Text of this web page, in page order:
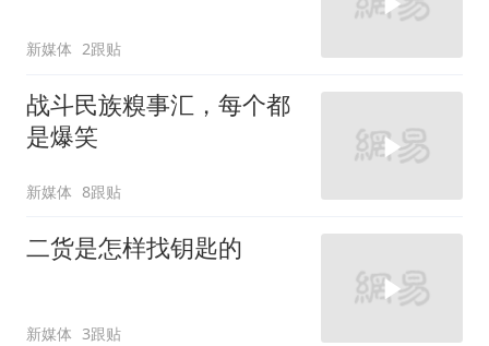
新媒体 2跟贴
战斗民族糗事汇，每个都
是爆笑
新媒体 8跟贴
二货是怎样找钥匙的
新媒体 3跟贴